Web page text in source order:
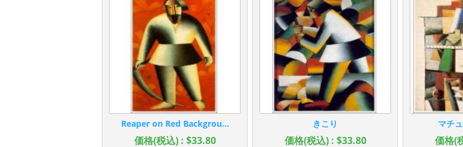
Reaper on Red Backgrou...
価格(税込) : $33.80
きこり
価格(税込) : $33.80
マチ
価格(